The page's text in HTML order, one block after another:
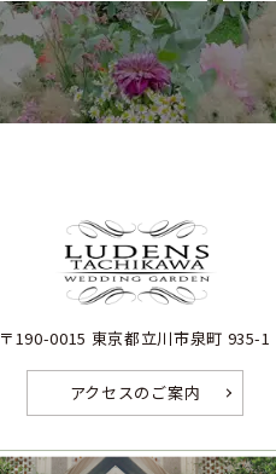
〒190-0015 東京都立川市泉町 935-1
アクセスのご案内